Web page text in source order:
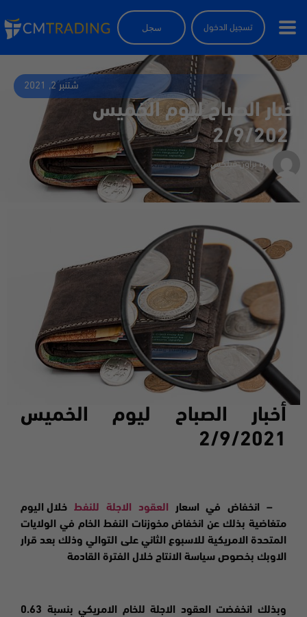
تسجيل الدخول سجل
شتنبر 2, 2021
أخبار الصباح ليوم الخميس
2/9/2021
by براون فيلكس
أخبار الصباح ليوم الخميس
2/9/2021
– انخفاض في اسعار العقود الاجلة للنفط
خلال اليوم
متغاضية بذلك عن انخفاض مخوزنات النفط الخام في الولايات
المتحدة الامريكية للاسبوع الثاني على التوالي وذلك بعد قرار
الاوبك بخصوص سياسة الانتاج خلال الفترة القادمة
وبذلك انخفضت العقود الاجلة للخام الامريكي بنسبة 0.63